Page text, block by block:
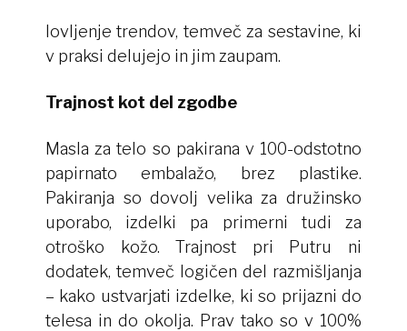
ovljenje trendov, temveč za sestavine, ki
v praksi delujejo in jim zaupam.
Trajnost kot del zgodbe
Masla za telo so pakirana v 100-odstotno
papirnato embalažo, brez plastike.
Pakiranja so dovolj velika za družinsko
uporabo, izdelki pa primerni tudi za
otroško kožo. Trajnost pri Putru ni
dodatek, temveč logičen del razmišljanja
– kako ustvarjati izdelke, ki so prijazni do
telesa in do okolja. Prav tako so v 100%